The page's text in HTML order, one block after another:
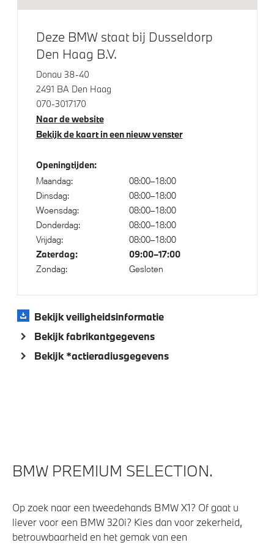
Aandrijving en onderstel
M Adaptief onderstel
Veiligheid
Isofix bevestiging passagierstoel voor
Akoestische waarschuwing voor voetgangers
Actieve Voetgangersbescherming
Deze BMW staat bij Dusseldorp
Den Haag B.V.
Donau 38-40
2491 BA Den Haag
070-3017170
Naar de website
Bekijk de kaart in een nieuw venster
Openingtijden:
Maandag:
08:00–18:00
Dinsdag:
08:00–18:00
Woensdag:
08:00–18:00
Donderdag:
08:00–18:00
Vrijdag:
08:00–18:00
Zaterdag: 09:00–17:00
Zondag: Gesloten
Bekijk veiligheidsinformatie
Bekijk fabrikantgegevens
Bekijk *actieradiusgegevens
BMW PREMIUM SELECTION.
Op zoek naar een tweedehands BMW X1? Of gaat u
liever voor een BMW 320i? Kies dan voor zekerheid,
betrouwbaarheid en het gemak van een